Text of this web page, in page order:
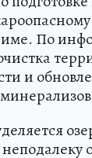
По
и